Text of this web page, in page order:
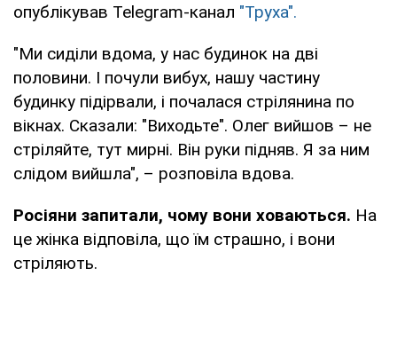
опублікував Telegram-канал "Труха".
"Ми сиділи вдома, у нас будинок на дві
половини. І почули вибух, нашу частину
будинку підірвали, і почалася стрілянина по
вікнах. Сказали: "Виходьте". Олег вийшов – не
стріляйте, тут мирні. Він руки підняв. Я за ним
слідом вийшла", – розповіла вдова.
Росіяни запитали, чому вони ховаються. На
це жінка відповіла, що їм страшно, і вони
стріляють.